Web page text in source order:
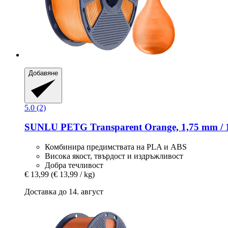
Добавяне
5.0 (2)
SUNLU PETG Transparent Orange, 1,75 mm /
Комбинира предимствата на PLA и ABS
Висока якост, твърдост и издръжливост
Добра течливост
€ 13,99 (€ 13,99 / kg)
Доставка до 14. август